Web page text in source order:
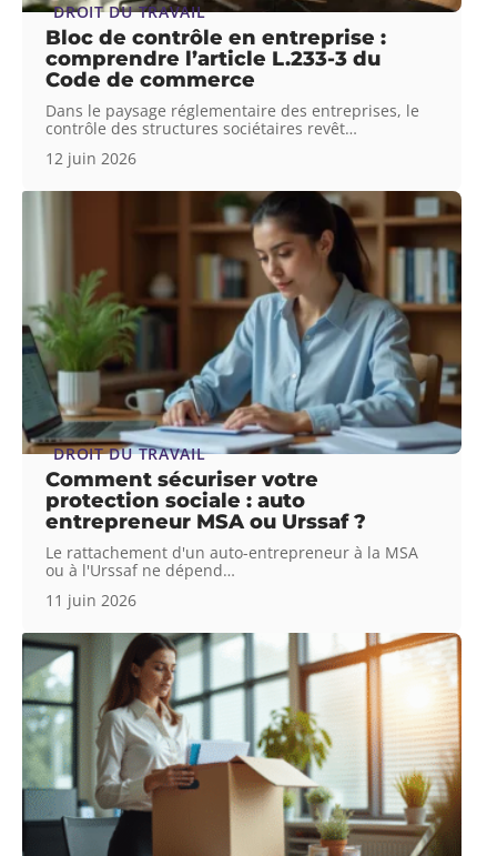
DROIT DU TRAVAIL
Bloc de contrôle en entreprise :
comprendre l’article L.233-3 du
Code de commerce
Dans le paysage réglementaire des entreprises, le
contrôle des structures sociétaires revêt…
12 juin 2026
DROIT DU TRAVAIL
Comment sécuriser votre
protection sociale : auto
entrepreneur MSA ou Urssaf ?
Le rattachement d'un auto-entrepreneur à la MSA
ou à l'Urssaf ne dépend…
11 juin 2026